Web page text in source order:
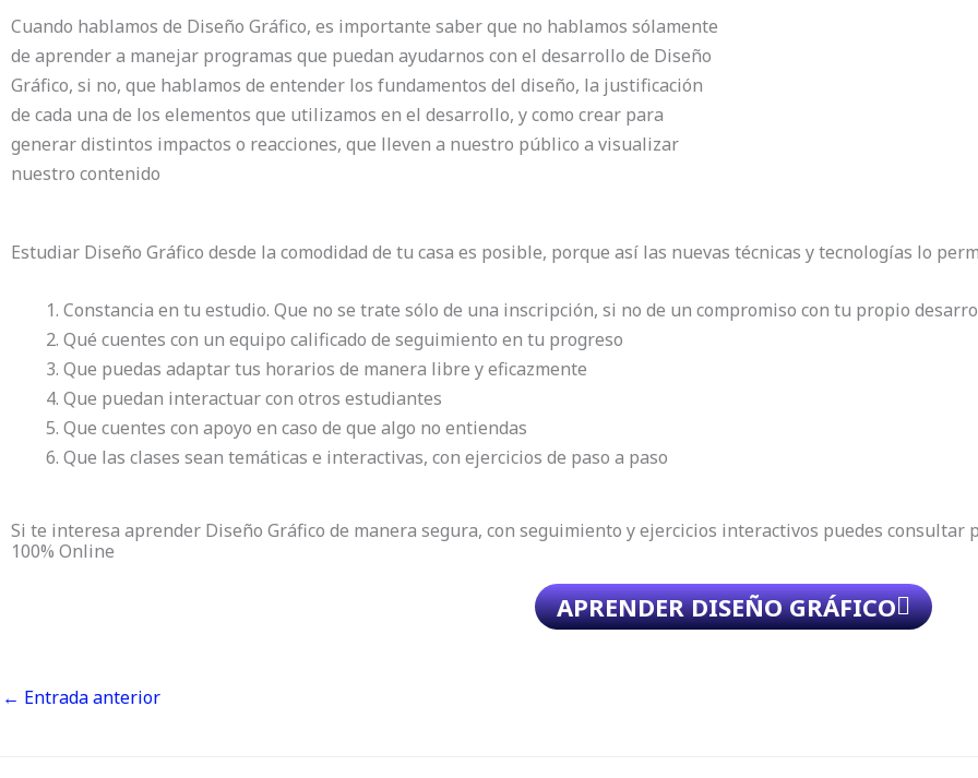
Cuando hablamos de Diseño Gráfico, es importante saber que no hablamos sólamente
de aprender a manejar programas que puedan ayudarnos con el desarrollo de Diseño
Gráfico, si no, que hablamos de entender los fundamentos del diseño, la justificación
de cada una de los elementos que utilizamos en el desarrollo, y como crear para
generar distintos impactos o reacciones, que lleven a nuestro público a visualizar
nuestro contenido
Estudiar Diseño Gráfico desde la comodidad de tu casa es posible, porque así las nuevas técnicas y tecnologías lo
Constancia en tu estudio. Que no se trate sólo de una inscripción, si no de un compromiso con tu propio
Qué cuentes con un equipo calificado de seguimiento en tu progreso
Que puedas adaptar tus horarios de manera libre y eficazmente
Que puedan interactuar con otros estudiantes
Que cuentes con apoyo en caso de que algo no entiendas
Que las clases sean temáticas e interactivas, con ejercicios de paso a paso
Si te interesa aprender Diseño Gráfico de manera segura, con seguimiento y ejercicios interactivos puedes consultar
100% Online
APRENDER DISEÑO GRÁFICO
← Entrada anterior